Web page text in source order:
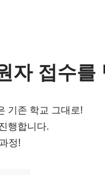
자 접수를
기존 학교 그대로!
행합니다.
정!